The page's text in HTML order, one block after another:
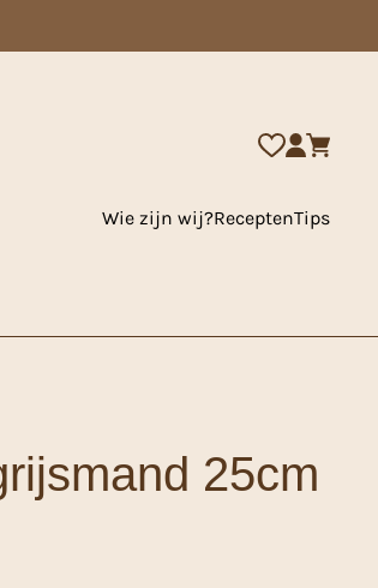
Wie zijn wij?ReceptenTips
25cm